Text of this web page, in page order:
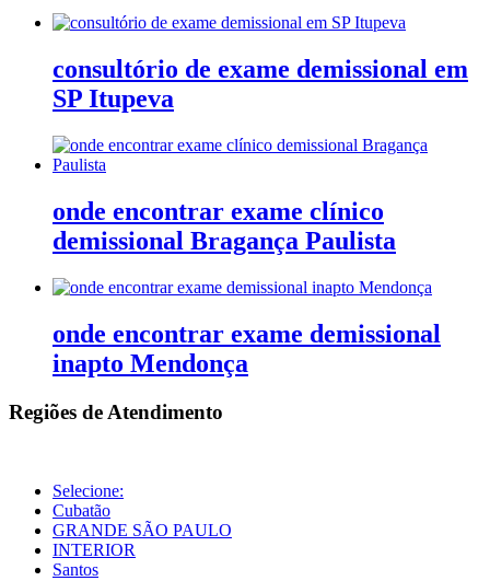
consultório de exame demissional em
SP Itupeva
onde encontrar exame clínico
demissional Bragança Paulista
onde encontrar exame demissional
inapto Mendonça
Regiões de Atendimento
Selecione:
Cubatão
GRANDE SÃO PAULO
INTERIOR
Santos